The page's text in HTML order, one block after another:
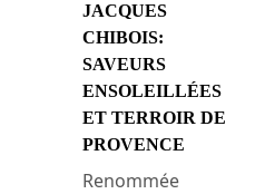
JACQUES
CHIBOIS:
SAVEURS
ENSOLEILLÉES
ET TERROIR DE
PROVENCE
Renommée